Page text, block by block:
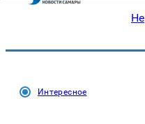
Интересное